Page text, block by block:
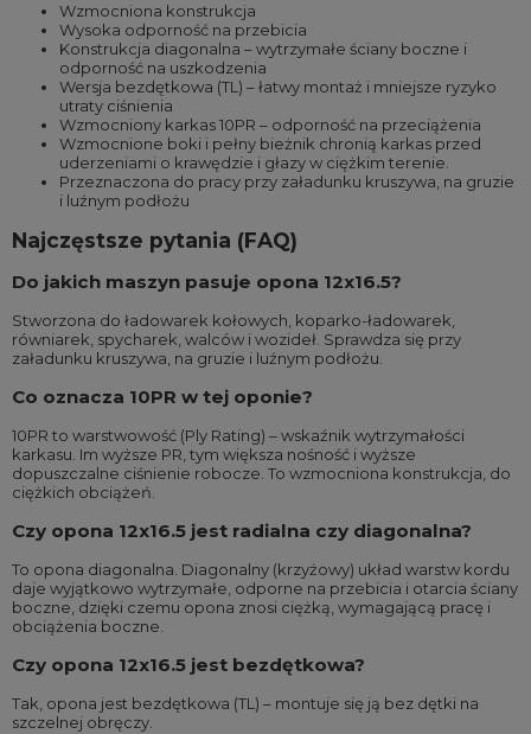
Wzmocniona konstrukcja
Wysoka odporność na przebicia
Konstrukcja diagonalna – wytrzymałe ściany boczne i
odporność na uszkodzenia
Wersja bezdętkowa (TL) – łatwy montaż i mniejsze ryzyko
utraty ciśnienia
Wzmocniony karkas 10PR – odporność na przeciążenia
Wzmocnione boki i pełny bieżnik chronią karkas przed
uderzeniami o krawędzie i głazy w ciężkim terenie.
Przeznaczona do pracy przy załadunku kruszywa, na gruzie
i luźnym podłożu
Najczęstsze pytania (FAQ)
Do jakich maszyn pasuje opona 12x16.5?
Stworzona do ładowarek kołowych, koparko-ładowarek,
równiarek, spycharek, walców i wozideł. Sprawdza się przy
załadunku kruszywa, na gruzie i luźnym podłożu.
Co oznacza 10PR w tej oponie?
10PR to warstwowość (Ply Rating) – wskaźnik wytrzymałości
karkasu. Im wyższe PR, tym większa nośność i wyższe
dopuszczalne ciśnienie robocze. To wzmocniona konstrukcja, do
ciężkich obciążeń.
Czy opona 12x16.5 jest radialna czy diagonalna?
To opona diagonalna. Diagonalny (krzyżowy) układ warstw kordu
daje wyjątkowo wytrzymałe, odporne na przebicia i otarcia ściany
boczne, dzięki czemu opona znosi ciężką, wymagającą pracę i
obciążenia boczne.
Czy opona 12x16.5 jest bezdętkowa?
Tak, opona jest bezdętkowa (TL) – montuje się ją bez dętki na
szczelnej obręczy.